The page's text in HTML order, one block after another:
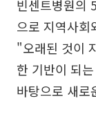
빈센트병원의
으로 지역사회
"오래된 것이
한 기반이 되
바탕으로 새